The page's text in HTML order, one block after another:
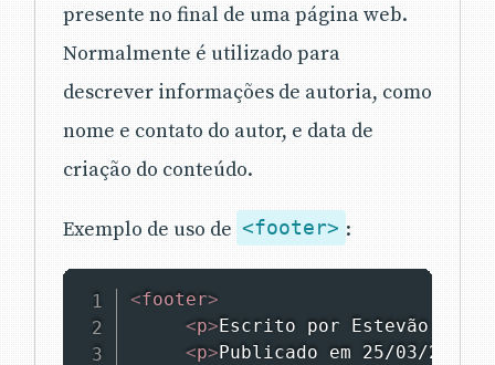
presente no final de uma página web.
Normalmente é utilizado para
descrever informações de autoria, como
nome e contato do autor, e data de
criação do conteúdo.
Exemplo de uso de <footer> :
<footer>
<p>Escrito por Estevão Dias
<p>Publicado em 25/03/2017